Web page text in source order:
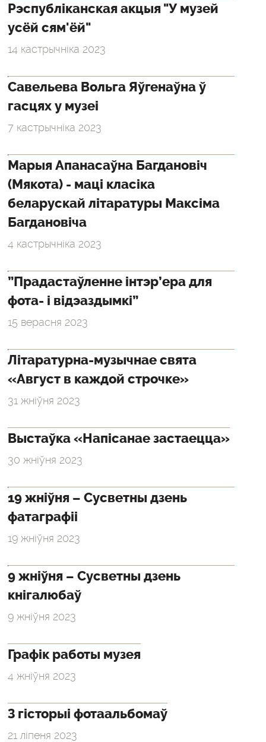
Рэспубліканская акцыя "У музей
усёй сям'ёй"
14 кастрычніка 2023
Савельева Вольга Яўгенаўна ў
гасцях у музеі
7 кастрычніка 2023
Марыя Апанасаўна Багдановіч
(Мякота) - маці класіка
беларускай літаратуры Максіма
Багдановіча
4 кастрычніка 2023
”Прадастаўленне інтэр’ера для
фота- і відэаздымкі”
15 верасня 2023
Літаратурна-музычнае свята
«Август в каждой строчке»
31 жніўня 2023
Выстаўка «Напісанае застаецца»
30 жніўня 2023
19 жніўня – Сусветны дзень
фатаграфіі
19 жніўня 2023
9 жніўня – Сусветны дзень
кнігалюбаў
9 жніўня 2023
Графік работы музея
4 жніўня 2023
З гісторыі фотаальбомаў
21 ліпеня 2023